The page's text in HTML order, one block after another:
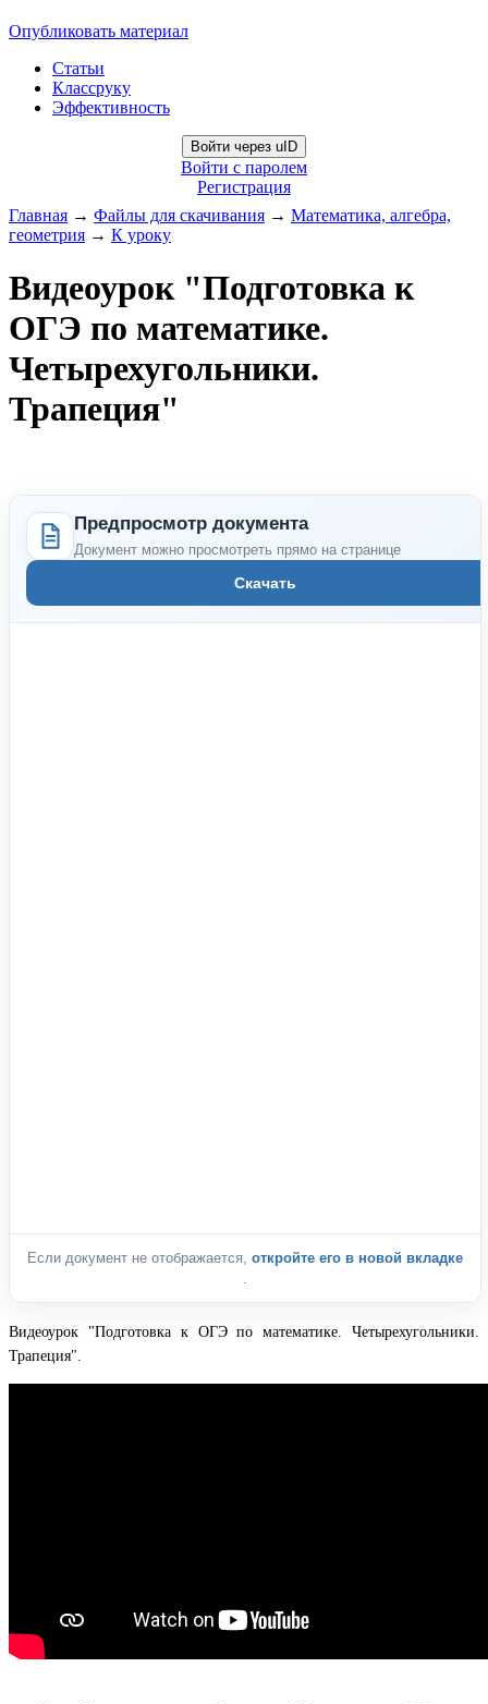
Опубликовать материал
Статьи
Классруку
Эффективность
Войти через uID
Войти с паролем
Регистрация
Главная → Файлы для скачивания → Математика, алгебра,
геометрия → К уроку
Видеоурок "Подготовка к
ОГЭ по математике.
Четырехугольники.
Трапеция"
Предпросмотр документа
Документ можно просмотреть прямо на странице
Скачать
Если документ не отображается, откройте его в новой вкладке
Видеоурок "Подготовка к ОГЭ по математике. Четырехугольники.
Трапеция".